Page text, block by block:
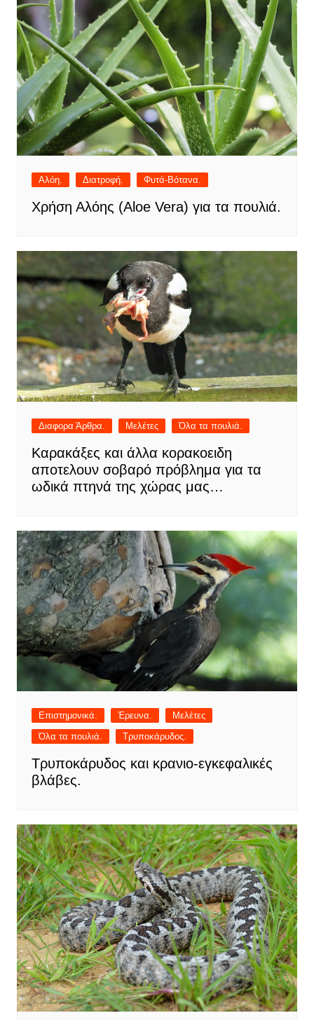
Αλόη. Διατροφή. Φυτά-Βότανα.
Χρήση Αλόης (Aloe Vera) για τα πουλιά.
Διαφορα Άρθρα. Μελέτες Όλα τα πουλιά.
Καρακάξες και άλλα κορακοειδη
αποτελουν σοβαρό πρόβλημα για τα
ωδικά πτηνά της χώρας μας…
Επιστημονικά. Έρευνα.
Μελέτες
Όλα τα πουλιά.
Τρυποκάρυδος.
Τρυποκάρυδος και κρανιο-εγκεφαλικές
βλάβες.